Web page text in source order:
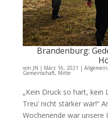
Brandenburg:
von JN | März 16, 2021 | Allgemein
Gemeinschaft, Mitte
„Kein Druck so hart, kein
Treu‘ nicht stärker wär!“
Wochenende war unsere